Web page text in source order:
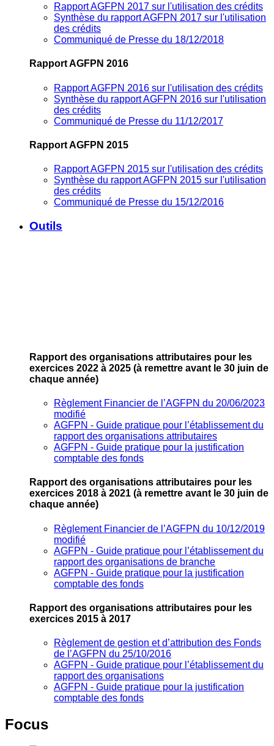
Rapport AGFPN 2017 sur l'utilisation des crédits
Synthèse du rapport AGFPN 2017 sur l'utilisation
des crédits
Communiqué de Presse du 18/12/2018
Rapport AGFPN 2016
Rapport AGFPN 2016 sur l'utilisation des crédits
Synthèse du rapport AGFPN 2016 sur l'utilisation
des crédits
Communiqué de Presse du 11/12/2017
Rapport AGFPN 2015
Rapport AGFPN 2015 sur l'utilisation des crédits
Synthèse du rapport AGFPN 2015 sur l'utilisation
des crédits
Communiqué de Presse du 15/12/2016
Outils
Rapport des organisations attributaires pour les
exercices 2022 à 2025 (à remettre avant le 30 juin de
chaque année)
Règlement Financier de l’AGFPN du 20/06/2023
modifié
AGFPN ‐ Guide pratique pour l’établissement du
rapport des organisations attributaires
AGFPN ‐ Guide pratique pour la justification
comptable des fonds
Rapport des organisations attributaires pour les
exercices 2018 à 2021 (à remettre avant le 30 juin de
chaque année)
Règlement Financier de l’AGFPN du 10/12/2019
modifié
AGFPN ‐ Guide pratique pour l’établissement du
rapport des organisations de branche
AGFPN ‐ Guide pratique pour la justification
comptable des fonds
Rapport des organisations attributaires pour les
exercices 2015 à 2017
Règlement de gestion et d’attribution des Fonds
de l’AGFPN du 25/10/2016
AGFPN ‐ Guide pratique pour l’établissement du
rapport des organisations
AGFPN ‐ Guide pratique pour la justification
comptable des fonds
Focus